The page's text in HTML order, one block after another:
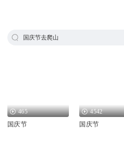
国庆节去爬山
465
国庆节
4542
国庆节